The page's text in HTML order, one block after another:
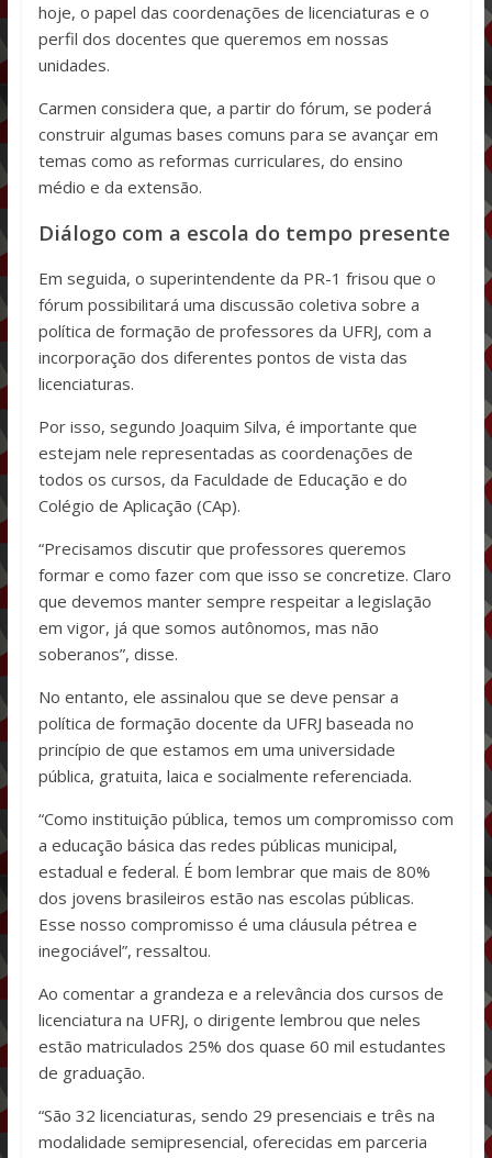
hoje, o papel das coordenações de licenciaturas e o
perfil dos docentes que queremos em nossas
unidades.
Carmen considera que, a partir do fórum, se poderá
construir algumas bases comuns para se avançar em
temas como as reformas curriculares, do ensino
médio e da extensão.
Diálogo com a escola do tempo presente
Em seguida, o superintendente da PR-1 frisou que o
fórum possibilitará uma discussão coletiva sobre a
política de formação de professores da UFRJ, com a
incorporação dos diferentes pontos de vista das
licenciaturas.
Por isso, segundo Joaquim Silva, é importante que
estejam nele representadas as coordenações de
todos os cursos, da Faculdade de Educação e do
Colégio de Aplicação (CAp).
“Precisamos discutir que professores queremos
formar e como fazer com que isso se concretize. Claro
que devemos manter sempre respeitar a legislação
em vigor, já que somos autônomos, mas não
soberanos”, disse.
No entanto, ele assinalou que se deve pensar a
política de formação docente da UFRJ baseada no
princípio de que estamos em uma universidade
pública, gratuita, laica e socialmente referenciada.
“Como instituição pública, temos um compromisso com
a educação básica das redes públicas municipal,
estadual e federal. É bom lembrar que mais de 80%
dos jovens brasileiros estão nas escolas públicas.
Esse nosso compromisso é uma cláusula pétrea e
inegociável”, ressaltou.
Ao comentar a grandeza e a relevância dos cursos de
licenciatura na UFRJ, o dirigente lembrou que neles
estão matriculados 25% dos quase 60 mil estudantes
de graduação.
“São 32 licenciaturas, sendo 29 presenciais e três na
modalidade semipresencial, oferecidas em parceria